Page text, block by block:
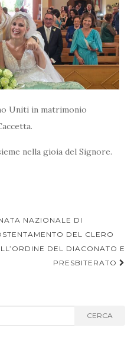
Uniti in matrimonio
nella gioia del Signore.
NAZIONALE DI
DEL CLERO
DEL DIACONATO E
PRESBITERATO
CERCA